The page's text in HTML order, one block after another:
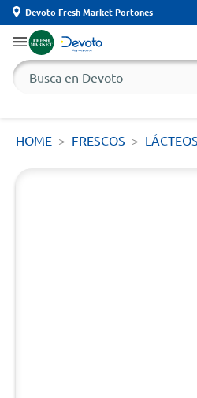
Devoto Fresh Market Portones
HOME FRESCOS LÁCTEOS